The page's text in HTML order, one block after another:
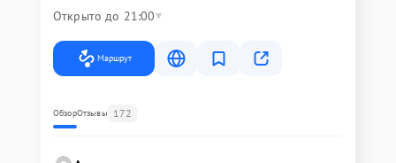
Открыто до 21:00
Маршрут
ОбзорОтзывы 172